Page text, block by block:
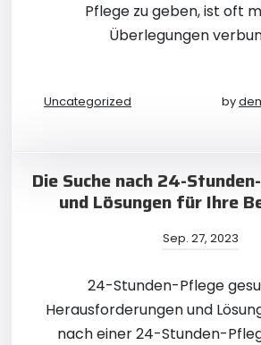
Pflege zu geben, ist oft
Überlegungen
Uncategorized by
Die Suche nach 24-
und Lösungen für Ihre
Sep. 27, 2023
24-Stunden-Pflege
Herausforderungen und
nach einer 24-Stunden-